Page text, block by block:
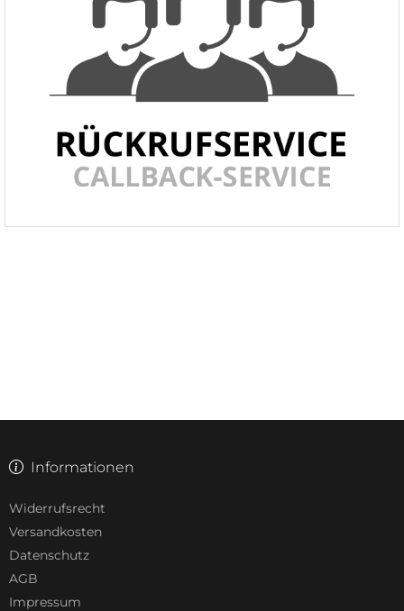
Informationen
Widerrufsrecht
Versandkosten
Datenschutz
AGB
Impressum